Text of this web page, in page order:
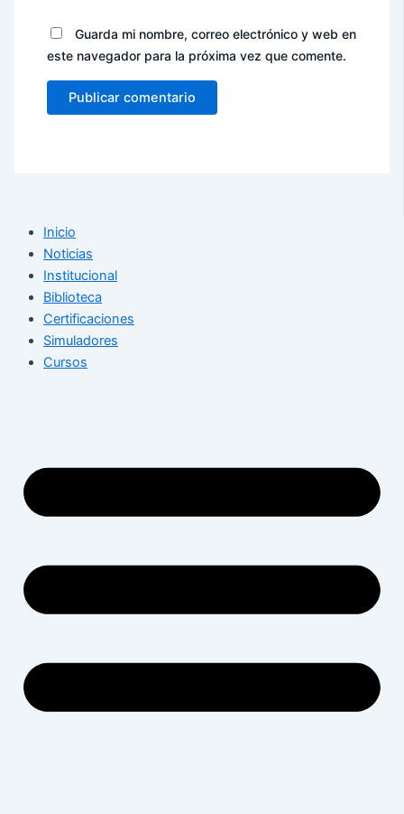
Guarda mi nombre, correo electrónico y web en
este navegador para la próxima vez que comente.
Inicio
Noticias
Institucional
Biblioteca
Certificaciones
Simuladores
Cursos